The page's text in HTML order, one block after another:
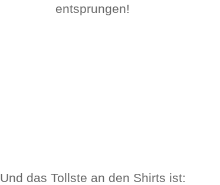
entsprungen!
Und das Tollste an den Shirts ist: